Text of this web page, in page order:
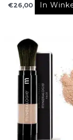
€26,00 In